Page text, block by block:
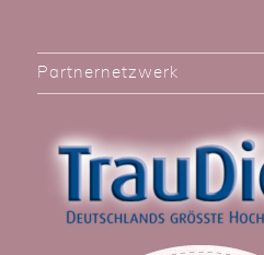
Partnernetzwerk